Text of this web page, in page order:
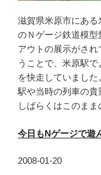
滋賀県米原市にあ
のＮゲージ鉄道模
アウトの展示がさ
うことで、米原駅
を快走していまし
駅や当時の列車の貴
しばらくはこのまま
今日もNゲージで遊
2008-01-20